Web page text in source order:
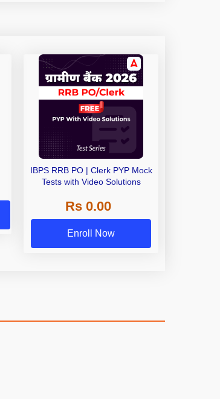
IBPS RRB PO | Clerk PYP Mock
Tests with Video Solutions
Rs 0.00
Enroll Now